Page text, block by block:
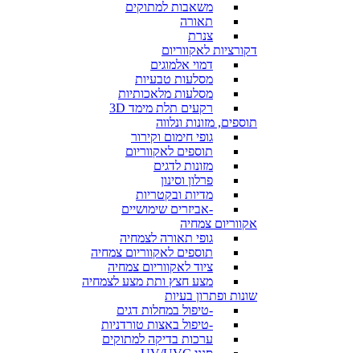
משאבות למתוקים
תאורה
צנרת
דקורציות לאקווריום
דמוי אלמוגים
מסלעות טבעיות
מסלעות מלאכותיות
רקעים תלת מימד 3D
תוספים, מזונות ונלווה
גופי חימום וקירור
תוספים לאקווריום
מזונות לדגים
פרלון וסינון
מדיות ובקטריות
-אביזרים שימושיים
אקווריום צמחיה
גופי תאורה לצמחיה
תוספים לאקווריום צמחיה
ציוד לאקווריום צמחיה
מצע חצץ ותת מצע לצמחיה
שונות ופתרון בעיות
-טיפול במחלות דגים
-טיפול באצות טורדניות
ערכות בדיקה למתוקים